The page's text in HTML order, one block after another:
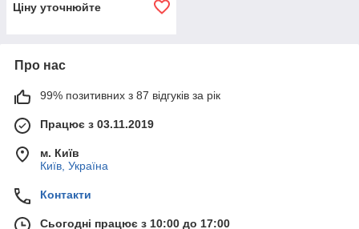
Ціну уточнюйте
Про нас
99% позитивних з 87 відгуків за рік
Працює з 03.11.2019
м. Київ
Київ, Україна
Контакти
Сьогодні працює з 10:00 до 17:00